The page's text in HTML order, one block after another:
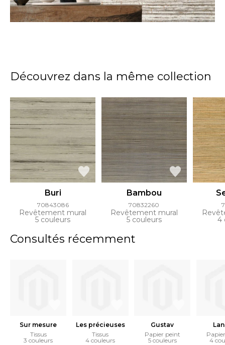
Découvrez dans la même collection
Buri
70843086
Revêtement mural
5 couleurs
Bambou
70832260
Revêtement mural
5 couleurs 4
Consultés récemment
Sur mesure
Tissus
3 couleurs
Les précieuses
Tissus
4 couleurs
Gustav
Papier peint
5 couleurs
4